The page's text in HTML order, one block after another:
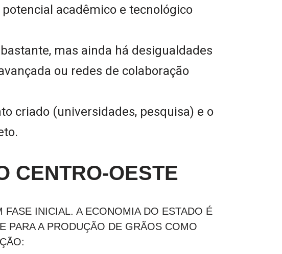
acadêmico e tecnológico
mas ainda há desigualdades
ou redes de colaboração
criado (universidades, pesquisa) e o
CENTRO-OESTE
INICIAL. A ECONOMIA DO ESTADO É
PARA A PRODUÇÃO DE GRÃOS COMO